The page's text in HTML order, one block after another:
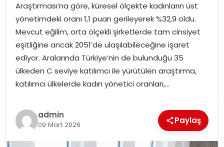
GÜNDEM
MAGAZIN
Araştırması’na göre, küresel ölçekte kadınların üst
yönetimdeki oranı 1,1 puan gerileyerek %32,9 oldu.
Mevcut eğilim, orta ölçekli şirketlerde tam cinsiyet
eşitliğine ancak 2051’de ulaşılabileceğine işaret
ediyor. Aralarında Türkiye’nin de bulunduğu 35
ülkeden C seviye katılımcı ile yürütülen araştırma,
katılımcı ülkelerde kadın yönetici oranları,…
admin
09 Mart 2026 Paylaş